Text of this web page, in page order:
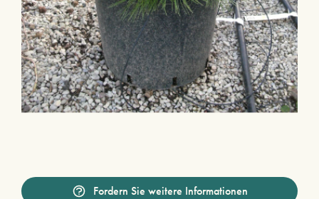
Fordern Sie weitere Informationen